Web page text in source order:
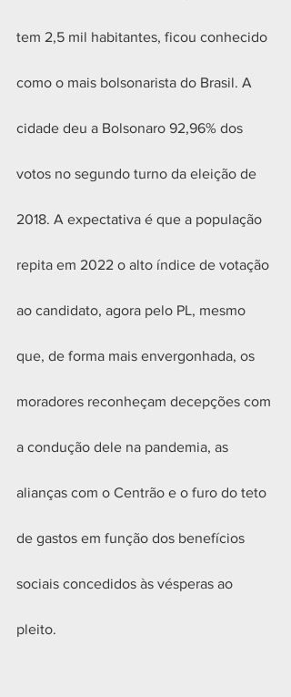
tem 2,5 mil habitantes, ficou conhecido
como o mais bolsonarista do Brasil. A
cidade deu a Bolsonaro 92,96% dos
votos no segundo turno da eleição de
2018. A expectativa é que a população
repita em 2022 o alto índice de votação
ao candidato, agora pelo PL, mesmo
que, de forma mais envergonhada, os
moradores reconheçam decepções com
a condução dele na pandemia, as
alianças com o Centrão e o furo do teto
de gastos em função dos benefícios
sociais concedidos às vésperas ao
pleito.